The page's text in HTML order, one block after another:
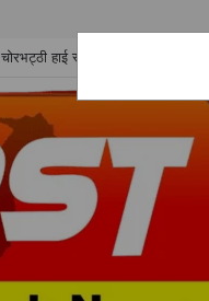
चोरभट्ठी हाई स्कूल में कक्षा 9वीं की